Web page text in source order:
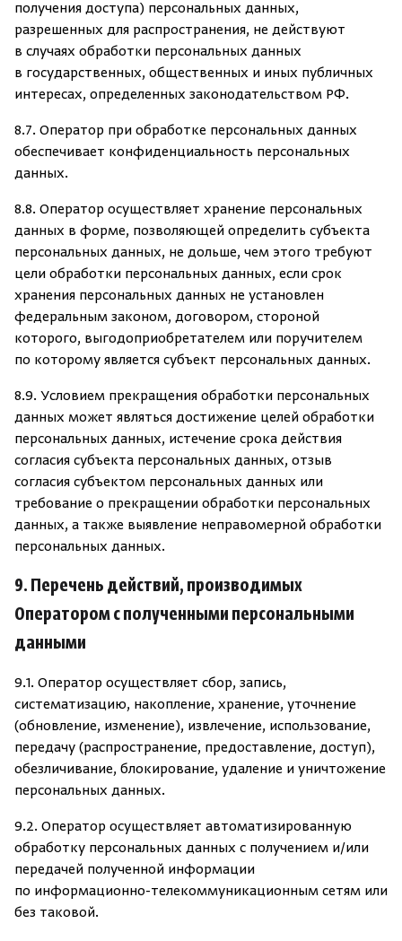
получения доступа) персональных данных,
разрешенных для распространения, не действуют
в случаях обработки персональных данных
в государственных, общественных и иных публичных
интересах, определенных законодательством РФ.
8.7. Оператор при обработке персональных данных
обеспечивает конфиденциальность персональных
данных.
8.8. Оператор осуществляет хранение персональных
данных в форме, позволяющей определить субъекта
персональных данных, не дольше, чем этого требуют
цели обработки персональных данных, если срок
хранения персональных данных не установлен
федеральным законом, договором, стороной
которого, выгодоприобретателем или поручителем
по которому является субъект персональных данных.
8.9. Условием прекращения обработки персональных
данных может являться достижение целей обработки
персональных данных, истечение срока действия
согласия субъекта персональных данных, отзыв
согласия субъектом персональных данных или
требование о прекращении обработки персональных
данных, а также выявление неправомерной обработки
персональных данных.
9. Перечень действий, производимых
Оператором с полученными персональными
данными
9.1. Оператор осуществляет сбор, запись,
систематизацию, накопление, хранение, уточнение
(обновление, изменение), извлечение, использование,
передачу (распространение, предоставление, доступ),
обезличивание, блокирование, удаление и уничтожение
персональных данных.
9.2. Оператор осуществляет автоматизированную
обработку персональных данных с получением и/или
передачей полученной информации
по информационно-телекоммуникационным сетям или
без таковой.